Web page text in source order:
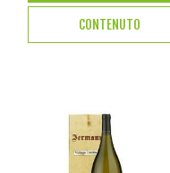
CONTENUTO